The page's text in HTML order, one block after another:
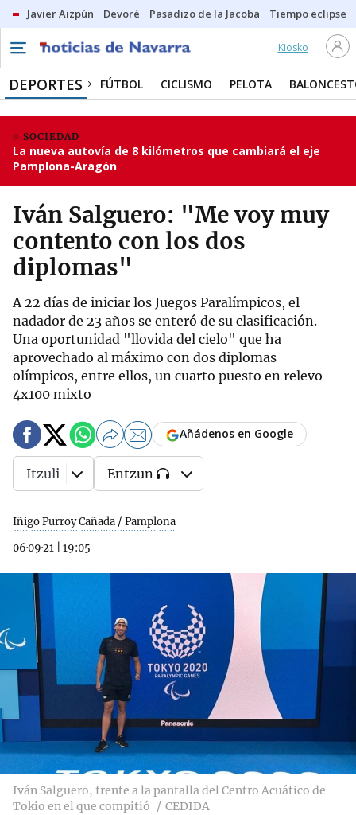
Javier Aizpún Devoré Pasadizo de la Jacoba Tiempo eclipse
Kiosko
DEPORTES FÚTBOL CICLISMO PELOTA
SOCIEDAD
La nueva autovía de 8 kilómetros que cambiará el eje
Pamplona-Aragón
Iván Salguero: "Me voy muy
contento con los dos
diplomas"
A 22 días de iniciar los Juegos Paralímpicos, el
nadador de 23 años se enteró de su clasificación.
Una oportunidad "llovida del cielo" que ha
aprovechado al máximo con dos diplomas
olímpicos, entre ellos, un cuarto puesto en relevo
4x100 mixto
Iñigo Purroy Cañada / Pamplona
06·09·21
19:05
Añádenos en Google
Itzuli Entzun
Iván Salguero, frente a la pantalla del Centro Acuático de
Tokio en el que compitió
CEDIDA